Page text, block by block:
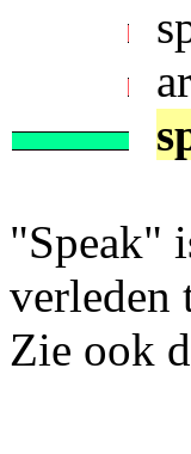
"Speak"
verleden
Zie ook